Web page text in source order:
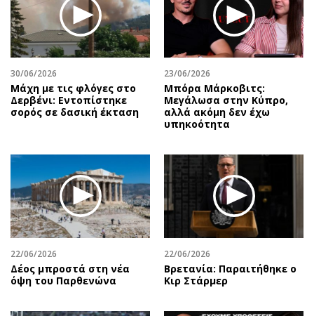
30/06/2026
Μάχη με τις φλόγες στο
Δερβένι: Εντοπίστηκε
σορός σε δασική έκταση
23/06/2026
Μπόρα Μάρκοβιτς:
Μεγάλωσα στην Κύπρο,
αλλά ακόμη δεν έχω
υπηκοότητα
22/06/2026
Δέος μπροστά στη νέα
όψη του Παρθενώνα
22/06/2026
Βρετανία: Παραιτήθηκε ο
Κιρ Στάρμερ